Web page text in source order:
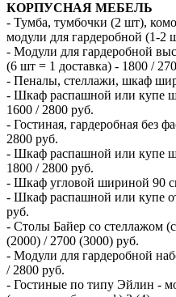
КОРПУСНАЯ МЕБЕЛЬ
- Тумба, тумбочки (2 шт),
модули для гардеробной (1-2
- Модули для гардеробной
(6 шт = 1 доставка) - 1800 /
- Пеналы, стеллажи, шкаф
- Шкаф распашной или купе
1600 / 2800 руб.
- Гостиная, гардеробная
2800 руб.
- Шкаф распашной или купе
1800 / 2800 руб.
- Шкаф угловой шириной 90
- Шкаф распашной или купе
руб.
- Столы Байер со стеллажом
(2000) / 2700 (3000) руб.
- Модули для гардеробной
/ 2800 руб.
- Гостиные по типу Эйлин -